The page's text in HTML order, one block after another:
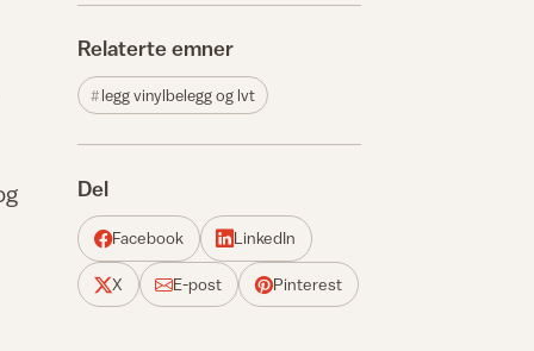
Relaterte emner
legg vinylbelegg og lvt
Del
Facebook LinkedIn
X E-post Pinterest